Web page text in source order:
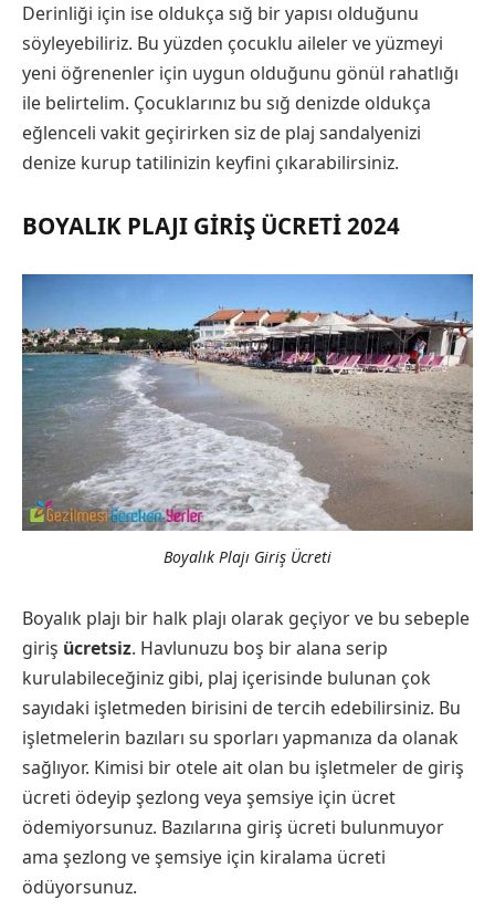
Derinliği için ise oldukça sığ bir yapısı olduğunu
söyleyebiliriz. Bu yüzden çocuklu aileler ve yüzmeyi
yeni öğrenenler için uygun olduğunu gönül rahatlığı
ile belirtelim. Çocuklarınız bu sığ denizde oldukça
eğlenceli vakit geçirirken siz de plaj sandalyenizi
denize kurup tatilinizin keyfini çıkarabilirsiniz.
BOYALIK PLAJI GIRIŞ ÜCRETI 2024
Boyalık Plajı Giriş Ücreti
Boyalık plajı bir halk plajı olarak geçiyor ve bu sebeple
giriş ücretsiz. Havlunuzu boş bir alana serip
kurulabileceğiniz gibi, plaj içerisinde bulunan çok
sayıdaki işletmeden birisini de tercih edebilirsiniz. Bu
işletmelerin bazıları su sporları yapmanıza da olanak
sağlıyor. Kimisi bir otele ait olan bu işletmeler de giriş
ücreti ödeyip şezlong veya şemsiye için ücret
ödemiyorsunuz. Bazılarına giriş ücreti bulunmuyor
ama şezlong ve şemsiye için kiralama ücreti
ödüyorsunuz.